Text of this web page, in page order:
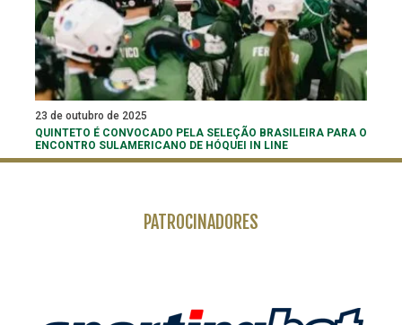
23 de outubro de 2025
QUINTETO É CONVOCADO PELA SELEÇÃO BRASILEIRA PARA O
ENCONTRO SULAMERICANO DE HÓQUEI IN LINE
PATROCINADORES